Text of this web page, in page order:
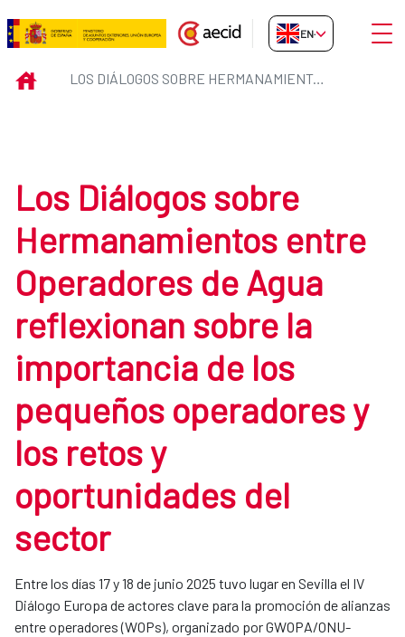
Skip to Main Content
Los Diálogos sobre
EN-GB
INICIO LOS DIÁLOGOS SOBRE HERMANAMIENTOS ENTRE OPERADORES DE AGUA REFLEXIONAN SOBRE LA IMPORTANCIA DE LOS PEQUEÑOS OPERADORES Y LOS RETOS Y OPORTUNIDADES DEL SECTOR
Los Diálogos sobre
Hermanamientos entre
Operadores de Agua
reflexionan sobre la
importancia de los
pequeños operadores y
los retos y
oportunidades del
sector
Entre los días 17 y 18 de junio 2025 tuvo lugar en Sevilla el IV
Diálogo Europa de actores clave para la promoción de alianzas
entre operadores (WOPs), organizado por GWOPA/ONU-